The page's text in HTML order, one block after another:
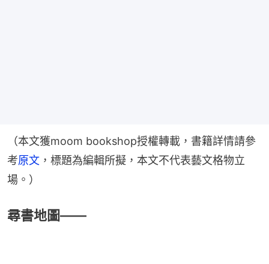
（本文獲moom bookshop授權轉載，書籍詳情請參
考原文 ，標題為編輯所擬，本文不代表藝文格物立
場。）
尋書地圖——